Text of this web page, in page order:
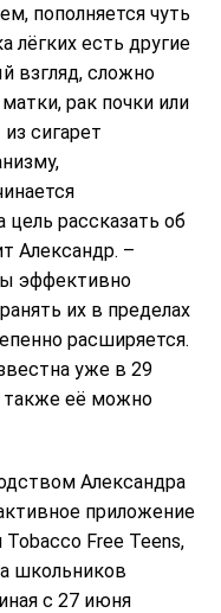
пополняется чуть
лёгких есть другие
взгляд, сложно
рак почки или
сигарет
рассказать об
Александр. –
эффективно
их в пределах
расширяется.
уже в 29
также её можно
Александра
приложение
Tobacco Free Teens,
школьников
с 27 июня